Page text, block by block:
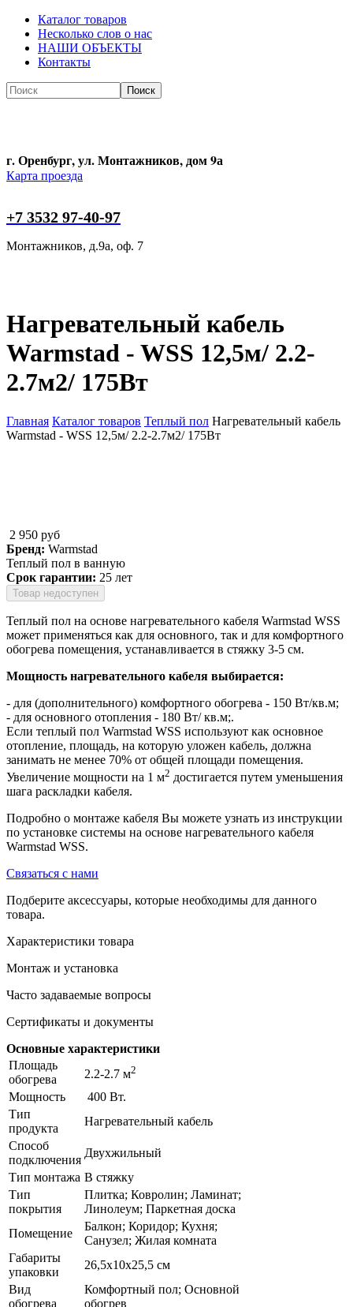
Каталог товаров
Несколько слов о нас
НАШИ ОБЪЕКТЫ
Контакты
Поиск
г. Оренбург, ул. Монтажников, дом 9а
Карта проезда
+7 3532 97-40-97
Монтажников, д.9а, оф. 7
Нагревательный кабель
Warmstad - WSS 12,5м/ 2.2-
2.7м2/ 175Вт
Вы здесь
Главная Каталог товаров Теплый пол Нагревательный кабель
Warmstad - WSS 12,5м/ 2.2-2.7м2/ 175Вт
2 950 руб
Бренд: Warmstad
Теплый пол в ванную
Срок гарантии: 25 лет
Товар недоступен
Теплый пол на основе нагревательного кабеля Warmstad WSS
может применяться как для основного, так и для комфортного
обогрева помещения, устанавливается в стяжку 3-5 см.
Мощность нагревательного кабеля выбирается:
- для (дополнительного) комфортного обогрева - 150 Вт/кв.м;
- для основного отопления - 180 Вт/ кв.м;.
Если теплый пол Warmstad WSS используют как основное
отопление, площадь, на которую уложен кабель, должна
занимать не менее 70% от общей площади помещения.
Увеличение мощности на 1 м2 достигается путем уменьшения
шага раскладки кабеля.
Подробно о монтаже кабеля Вы можете узнать из инструкции
по установке системы на основе нагревательного кабеля
Warmstad WSS.
Связаться с нами
Подберите аксессуары, которые необходимы для данного
товара.
Характеристики товара
Монтаж и установка
Часто задаваемые вопросы
Сертификаты и документы
Основные характеристики
Площадь
обогрева
2.2-2.7 м2
Мощность
400 Вт.
Тип
продукта
Нагревательный кабель
Способ
подключения
Двухжильный
Тип монтажа В стяжку
Тип
покрытия
Плитка; Ковролин; Ламинат;
Линолеум; Паркетная доска
Помещение
Балкон; Коридор; Кухня;
Санузел; Жилая комната
Габариты
упаковки
26,5х10х25,5 см
Вид
обогрева
Комфортный пол; Основной
обогрев